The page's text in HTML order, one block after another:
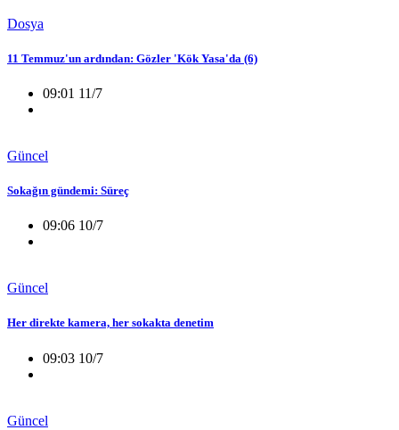
Dosya
11 Temmuz'un ardından: Gözler 'Kök Yasa'da (6)
09:01 11/7
Güncel
Sokağın gündemi: Süreç
09:06 10/7
Güncel
Her direkte kamera, her sokakta denetim
09:03 10/7
Güncel